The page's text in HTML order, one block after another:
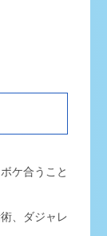
ケ合うこと
、ダジャレ